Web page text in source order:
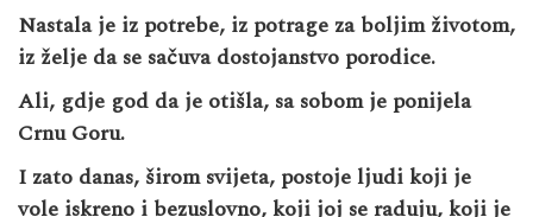
Nastala je iz potrebe, iz potrage za boljim životom,
iz želje da se sačuva dostojanstvo porodice.
Ali, gdje god da je otišla, sa sobom je ponijela
Crnu Goru.
I zato danas, širom svijeta, postoje ljudi koji je
vole iskreno i bezuslovno, koji joj se raduju, koji je